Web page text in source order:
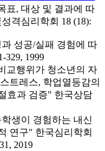
표, 대상 및 결과에 따
격심리학회 18 (18):
성공/실패 경험에 따
329, 1999
교행위가 청소년의 자
트레스, 학업열등감의
효과 검증" 한국상담
생이 경험하는 내신
연구" 한국심리학회
2019